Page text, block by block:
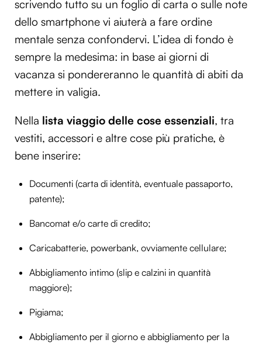
scrivendo tutto su un foglio di carta o sulle note
dello smartphone vi aiuterà a fare ordine
mentale senza confondervi. L’idea di fondo è
sempre la medesima: in base ai giorni di
vacanza si pondereranno le quantità di abiti da
mettere in valigia.
Nella lista viaggio delle cose essenziali, tra
vestiti, accessori e altre cose più pratiche, è
bene inserire:
Documenti (carta di identità, eventuale passaporto,
patente);
Bancomat e/o carte di credito;
Caricabatterie, powerbank, ovviamente cellulare;
Abbigliamento intimo (slip e calzini in quantità
maggiore);
Pigiama;
Abbigliamento per il giorno e abbigliamento per la